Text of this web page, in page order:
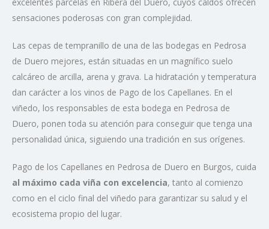
sensaciones poderosas con gran complejidad.
Las cepas de tempranillo de una de las bodegas en Pedrosa
de Duero mejores, están situadas en un magnífico suelo
calcáreo de arcilla, arena y grava. La hidratación y temperatura
dan carácter a los vinos de Pago de los Capellanes. En el
viñedo, los responsables de esta bodega en Pedrosa de
Duero, ponen toda su atención para conseguir que tenga una
personalidad única, siguiendo una tradición en sus orígenes.
Pago de los Capellanes en Pedrosa de Duero en Burgos, cuida
al máximo cada viña con excelencia, tanto al comienzo
como en el ciclo final del viñedo para garantizar su salud y el
ecosistema propio del lugar.